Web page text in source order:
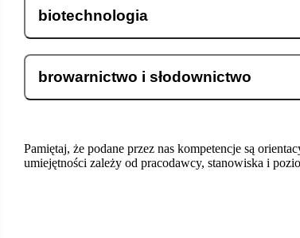
biotechnologia
browarnictwo i słodownictwo
Pamiętaj, że podane przez nas kompetencje są
umiejętności zależy od pracodawcy, stanowiska i